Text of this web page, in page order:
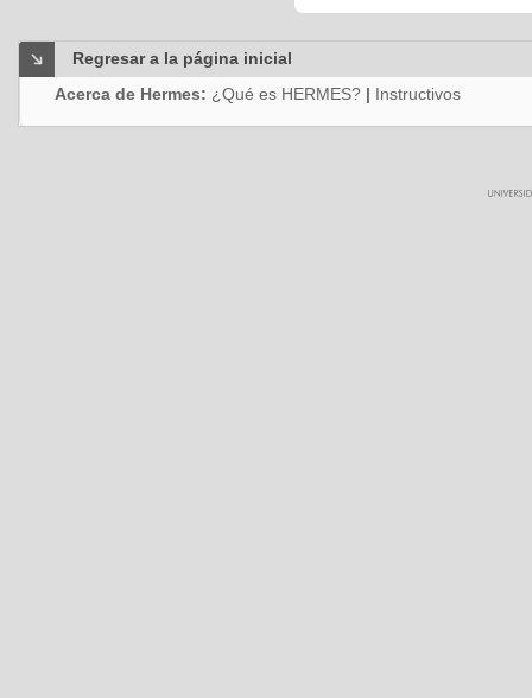
Regresar a la página inicial
Acerca de Hermes: ¿Qué es HERMES? | Instructivos